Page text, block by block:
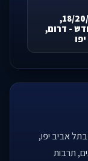
דפנה 18/20/22,
- דרום,
אביב יפו,
תרבות